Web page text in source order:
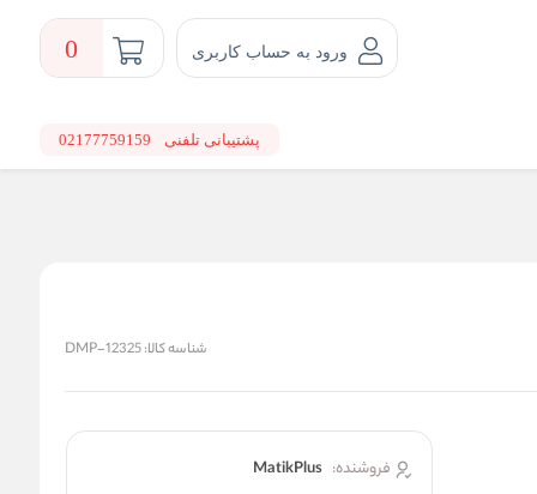
ورود به حساب کاربری 0
پشتیبانی تلفنی 02177759159
شناسه کالا:DMP-12325
فروشنده: MatikPlus